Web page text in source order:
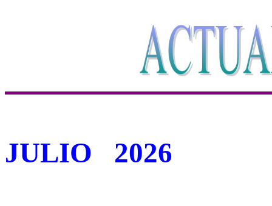
JULIO 2026